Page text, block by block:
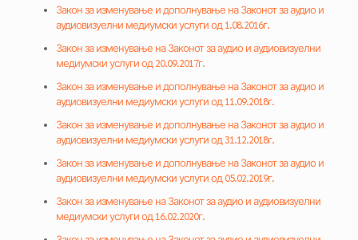
Закон за изменување и дополнување на Законот за аудио и
аудиовизуелни медиумски услуги од 1.08.2016г.
Закон за изменување на Законот за аудио и аудиовизуелни
медиумски услуги од 20.09.2017г.
Закон за изменување и дополнување на Законот за аудио и
аудиовизуелни медиумски услуги од 11.09.2018г.
Закон за изменување и дополнување на Законот за аудио и
аудиовизуелни медиумски услуги од 31.12.2018г.
Закон за изменување и дополнување на Законот за аудио и
аудиовизуелни медиумски услуги од 05.02.2019г.
Закон за изменување на Законот за аудио и аудиовизуелни
медиумски услуги од 16.02.2020г.